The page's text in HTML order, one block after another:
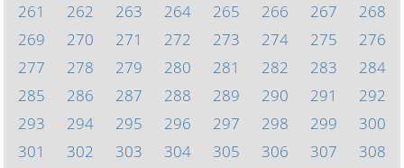
261
262 263 264 265 266 267
268
269
270 271 272 273 274 275
276
277
278 279 280 281 282 283
284
285
286 287 288 289 290 291
292
293
294 295 296 297 298 299
300
301
302 303 304 305 306 307
308